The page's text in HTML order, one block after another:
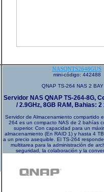
NASQNTS2648GUS
mini-código: 442488
QNAP TS-264 NAS 2 BAY
Servidor NAS QNAP TS-264-8G,
/ 2.9GHz, 8GB RAM, Bahias: 2
Servidor de Almacenamiento compartido
264 es un compacto NAS de 2 bahías
superior. Con capacidad para un
almacenamiento (En RAID 1) y hasta 4
a un precio asequible. El TS-264
multitarea para la administración de
seguridad, la colaboración y la